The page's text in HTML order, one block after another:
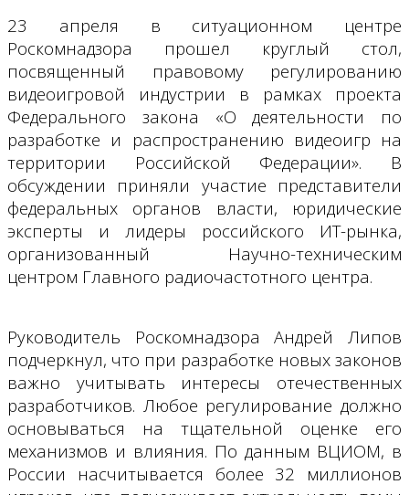
23 апреля в ситуационном центре
Роскомнадзора прошел круглый стол,
посвященный правовому регулированию
видеоигровой индустрии в рамках проекта
Федерального закона «О деятельности по
разработке и распространению видеоигр на
территории Российской Федерации». В
обсуждении приняли участие представители
федеральных органов власти, юридические
эксперты и лидеры российского ИТ-рынка,
организованный Научно-техническим
центром Главного радиочастотного центра.
Руководитель Роскомнадзора Андрей Липов
подчеркнул, что при разработке новых законов
важно учитывать интересы отечественных
разработчиков. Любое регулирование должно
основываться на тщательной оценке его
механизмов и влияния. По данным ВЦИОМ, в
России насчитывается более 32 миллионов